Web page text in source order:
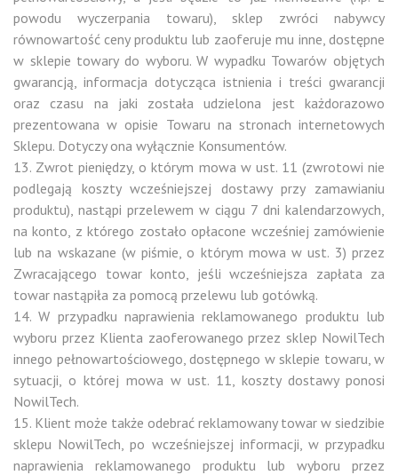
powodu wyczerpania towaru), sklep zwróci nabywcy
równowartość ceny produktu lub zaoferuje mu inne, dostępne
w sklepie towary do wyboru. W wypadku Towarów objętych
gwarancją, informacja dotycząca istnienia i treści gwarancji
oraz czasu na jaki została udzielona jest każdorazowo
prezentowana w opisie Towaru na stronach internetowych
Sklepu. Dotyczy ona wyłącznie Konsumentów.
13. Zwrot pieniędzy, o którym mowa w ust. 11 (zwrotowi nie
podlegają koszty wcześniejszej dostawy przy zamawianiu
produktu), nastąpi przelewem w ciągu 7 dni kalendarzowych,
na konto, z którego zostało opłacone wcześniej zamówienie
lub na wskazane (w piśmie, o którym mowa w ust. 3) przez
Zwracającego towar konto, jeśli wcześniejsza zapłata za
towar nastąpiła za pomocą przelewu lub gotówką.
14. W przypadku naprawienia reklamowanego produktu lub
wyboru przez Klienta zaoferowanego przez sklep NowilTech
innego pełnowartościowego, dostępnego w sklepie towaru, w
sytuacji, o której mowa w ust. 11, koszty dostawy ponosi
NowilTech.
15. Klient może także odebrać reklamowany towar w siedzibie
sklepu NowilTech, po wcześniejszej informacji, w przypadku
naprawienia reklamowanego produktu lub wyboru przez